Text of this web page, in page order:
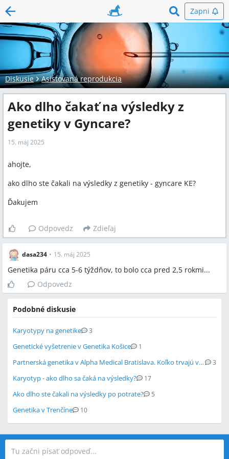
Zapni
Diskusie Asistovaná reprodukcia
Ako dlho čakať na výsledky z
genetiky v Gyncare?
15. máj 2025
ahojte,
ako dlho ste čakali na výsledky z genetiky - gyncare KE?
Ďakujem
Odpovedz Zdieľaj
dasa234 • 15. máj 2025
Genetika páru cca 5-6 týždňov, to bolo cca pred 2,5 rokmi...
Odpovedz
Podobné diskusie
Karyotypy na genetike 3
Genetické vyšetrenie v Genetika Košice 1
Partnerská genetika v Alpha Medical Bratislava. Koľko trvajú výsledky? 3
Karyotyp - ako dlho sa čaká na výsledky? 17
Ako dlho ste čakali na výsledky po potrate? 5
Genetika v Trenčíne 10